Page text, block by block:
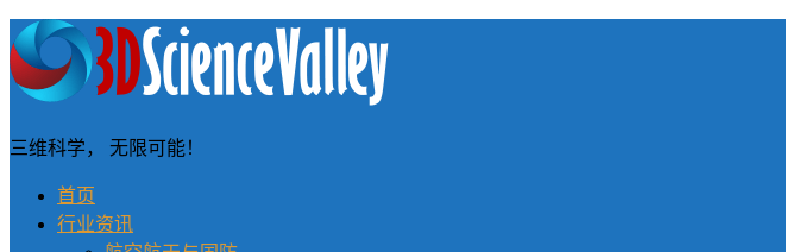
三维科学， 无限可能！
首页
行业资讯